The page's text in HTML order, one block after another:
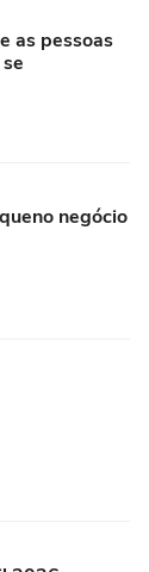
as pessoas
negócio